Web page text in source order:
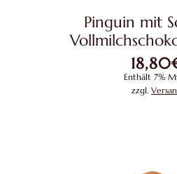
Pinguin mit
18,80
Enthält 7%
zzgl.